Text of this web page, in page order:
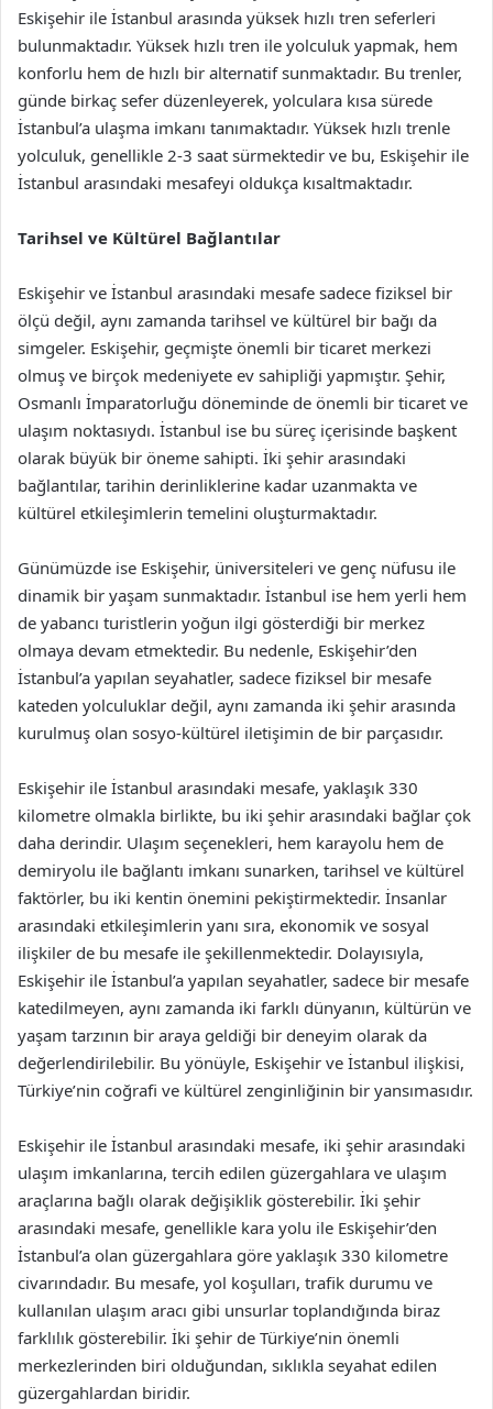
Eskişehir ile İstanbul arasında yüksek hızlı tren seferleri
bulunmaktadır. Yüksek hızlı tren ile yolculuk yapmak, hem
konforlu hem de hızlı bir alternatif sunmaktadır. Bu trenler,
günde birkaç sefer düzenleyerek, yolculara kısa sürede
İstanbul’a ulaşma imkanı tanımaktadır. Yüksek hızlı trenle
yolculuk, genellikle 2-3 saat sürmektedir ve bu, Eskişehir ile
İstanbul arasındaki mesafeyi oldukça kısaltmaktadır.
Tarihsel ve Kültürel Bağlantılar
Eskişehir ve İstanbul arasındaki mesafe sadece fiziksel bir
ölçü değil, aynı zamanda tarihsel ve kültürel bir bağı da
simgeler. Eskişehir, geçmişte önemli bir ticaret merkezi
olmuş ve birçok medeniyete ev sahipliği yapmıştır. Şehir,
Osmanlı İmparatorluğu döneminde de önemli bir ticaret ve
ulaşım noktasıydı. İstanbul ise bu süreç içerisinde başkent
olarak büyük bir öneme sahipti. İki şehir arasındaki
bağlantılar, tarihin derinliklerine kadar uzanmakta ve
kültürel etkileşimlerin temelini oluşturmaktadır.
Günümüzde ise Eskişehir, üniversiteleri ve genç nüfusu ile
dinamik bir yaşam sunmaktadır. İstanbul ise hem yerli hem
de yabancı turistlerin yoğun ilgi gösterdiği bir merkez
olmaya devam etmektedir. Bu nedenle, Eskişehir’den
İstanbul’a yapılan seyahatler, sadece fiziksel bir mesafe
kateden yolculuklar değil, aynı zamanda iki şehir arasında
kurulmuş olan sosyo-kültürel iletişimin de bir parçasıdır.
Eskişehir ile İstanbul arasındaki mesafe, yaklaşık 330
kilometre olmakla birlikte, bu iki şehir arasındaki bağlar çok
daha derindir. Ulaşım seçenekleri, hem karayolu hem de
demiryolu ile bağlantı imkanı sunarken, tarihsel ve kültürel
faktörler, bu iki kentin önemini pekiştirmektedir. İnsanlar
arasındaki etkileşimlerin yanı sıra, ekonomik ve sosyal
ilişkiler de bu mesafe ile şekillenmektedir. Dolayısıyla,
Eskişehir ile İstanbul’a yapılan seyahatler, sadece bir mesafe
katedilmeyen, aynı zamanda iki farklı dünyanın, kültürün ve
yaşam tarzının bir araya geldiği bir deneyim olarak da
değerlendirilebilir. Bu yönüyle, Eskişehir ve İstanbul ilişkisi,
Türkiye’nin coğrafi ve kültürel zenginliğinin bir yansımasıdır.
Eskişehir ile İstanbul arasındaki mesafe, iki şehir arasındaki
ulaşım imkanlarına, tercih edilen güzergahlara ve ulaşım
araçlarına bağlı olarak değişiklik gösterebilir. İki şehir
arasındaki mesafe, genellikle kara yolu ile Eskişehir’den
İstanbul’a olan güzergahlara göre yaklaşık 330 kilometre
civarındadır. Bu mesafe, yol koşulları, trafik durumu ve
kullanılan ulaşım aracı gibi unsurlar toplandığında biraz
farklılık gösterebilir. İki şehir de Türkiye’nin önemli
merkezlerinden biri olduğundan, sıklıkla seyahat edilen
güzergahlardan biridir.